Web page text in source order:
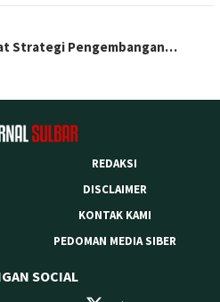
Strategi Pengembangan…
REDAKSI
DISCLAIMER
KONTAK KAMI
PEDOMAN MEDIA SIBER
SOCIAL